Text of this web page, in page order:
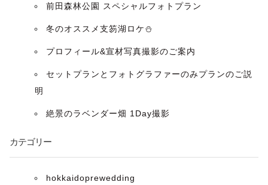
前田森林公園 スペシャルフォトプラン
冬のオススメ支笏湖ロケ⛄️
プロフィール&宣材写真撮影のご案内
セットプランとフォトグラファーのみプランのご説
明
絶景のラベンダー畑 1Day撮影
カテゴリー
hokkaidoprewedding